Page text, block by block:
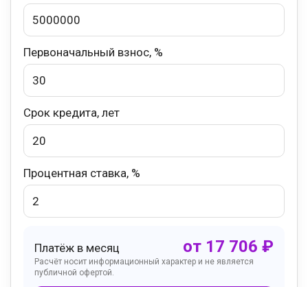
Первоначальный взнос, %
Срок кредита, лет
Процентная ставка, %
Платёж в месяц от 17 706 ₽
Расчёт носит информационный характер и не является
публичной офертой.